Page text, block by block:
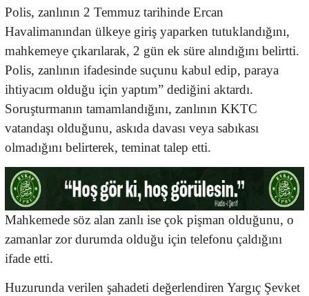
Polis, zanlının 2 Temmuz tarihinde Ercan
Havalimanından ülkeye giriş yaparken tutuklandığını,
mahkemeye çıkarılarak, 2 gün ek süre alındığını belirtti.
Polis, zanlının ifadesinde suçunu kabul edip, paraya
ihtiyacım olduğu için yaptım” dediğini aktardı.
Soruşturmanın tamamlandığını, zanlının KKTC
vatandaşı olduğunu, askıda davası veya sabıkası
olmadığını belirterek, teminat talep etti.
Mahkemede söz alan zanlı ise çok pişman olduğunu, o
zamanlar zor durumda olduğu için telefonu çaldığını
ifade etti.
Huzurunda verilen şahadeti değerlendiren Yargıç Şevket